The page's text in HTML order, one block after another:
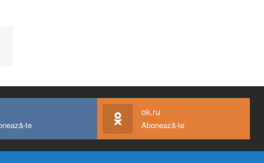
te
ok.ru
Abonează-te